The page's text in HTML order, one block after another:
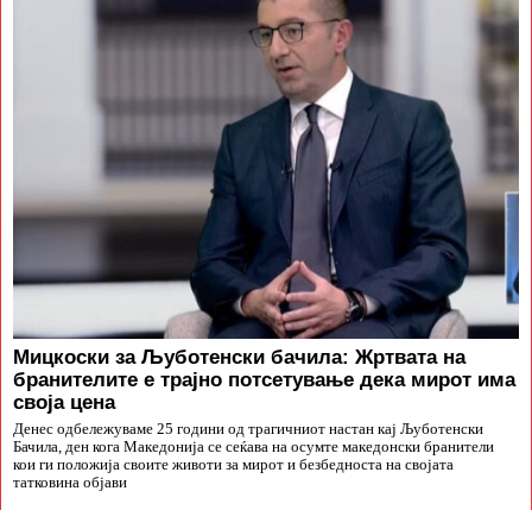
Мицкоски за Љуботенски бачила: Жртвата на
бранителите е трајно потсетување дека мирот има
своја цена
Денес одбележуваме 25 години од трагичниот настан кај Љуботенски
Бачила, ден кога Македонија се сеќава на осумте македонски бранители
кои ги положија своите животи за мирот и безбедноста на својата
татковина објави